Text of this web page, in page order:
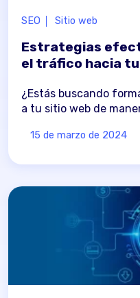
SEO Sitio web
Estrategias
el tráfico hacia
¿Estás buscando
a tu sitio web de
15 de marzo de 2024